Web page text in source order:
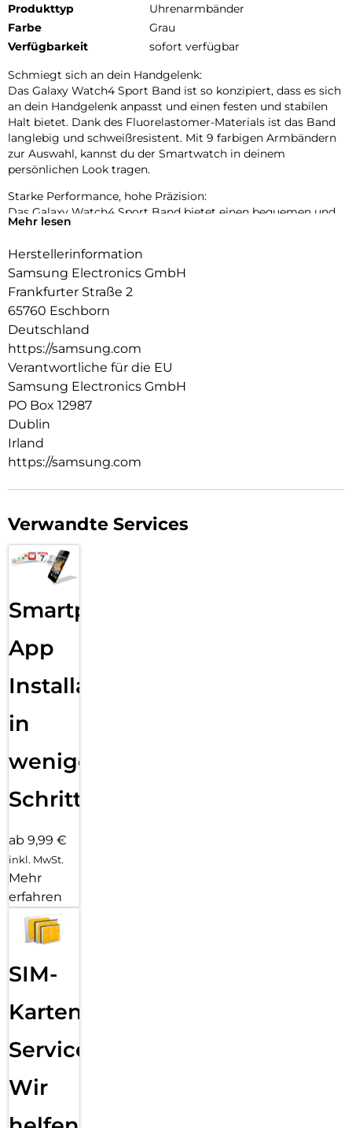
Produkttyp
Uhrenarmbänder
Farbe
Grau
Verfügbarkeit
sofort verfügbar
Schmiegt sich an dein Handgelenk:
Das Galaxy Watch4 Sport Band ist so konzipiert, dass es sich
an dein Handgelenk anpasst und einen festen und stabilen
Halt bietet. Dank des Fluorelastomer-Materials ist das Band
langlebig und schweißresistent. Mit 9 farbigen Armbändern
zur Auswahl, kannst du der Smartwatch in deinem
persönlichen Look tragen.
Starke Performance, hohe Präzision:
Das Galaxy Watch4 Sport Band bietet einen bequemen und
passgenauen Halt, um beim täglichen Fitness- und
Armband wurde entwickelt, um sicherzustellen, dass deine
Watch4 deine Gesundheits- und Fitnesswerte bei leichtem
oder intensivem Training genau messen kann.
Mehr lesen
Herstellerinformation
Samsung Electronics GmbH
Frankfurter Straße 2
65760 Eschborn
Deutschland
https://samsung.com
Verantwortliche für die EU
Samsung Electronics GmbH
PO Box 12987
Dublin
Irland
https://samsung.com
Verwandte Services
Smartphone
App
Installation
in
wenigen
Schritten
ab 9,99 €
inkl. MwSt.
Mehr
erfahren
SIM-
Karten
Service:
Wir